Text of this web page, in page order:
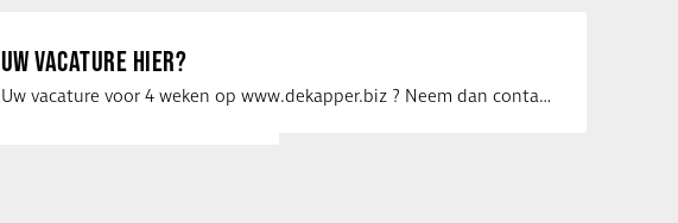
UW VACATURE HIER?
Uw vacature voor 4 weken op www.dekapper.biz ? Neem dan contact op met Maaike …